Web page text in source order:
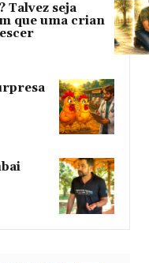
Talvez seja
que uma crian